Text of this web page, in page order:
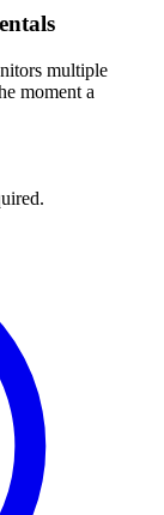
multiple
moment a